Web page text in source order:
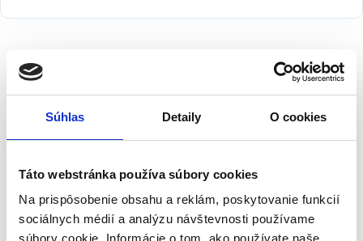
Súhlas Detaily O cookies
Táto webstránka používa súbory cookies
Na prispôsobenie obsahu a reklám, poskytovanie funkcií
sociálnych médií a analýzu návštevnosti používame
súbory cookie. Informácie o tom, ako používate naše
Popis
Náramok proti komárom a hmyzu
Odpudzovač komárov vo forme náramku. Bez chemikálií, bez
jedov, bez zápachu. Po stiahnutí náramku je možné zariadenie
pripevniť na čiapku, topánky, tašku, oblečenie atď.